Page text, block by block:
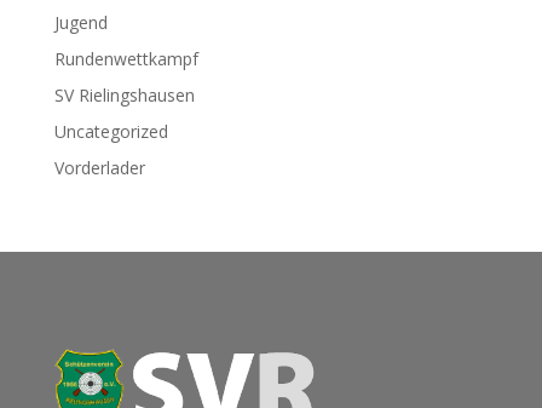
Jugend
Rundenwettkampf
SV Rielingshausen
Uncategorized
Vorderlader